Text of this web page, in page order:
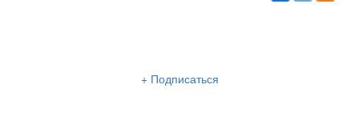
+ Подписаться